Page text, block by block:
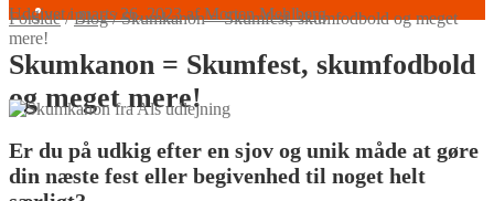
Forside/Blog/Skumkanon = Skumfest, skumfodbold og meget
mere!
Udgivet imarts 26, 2023 afMorten Mehlberg
Skumkanon = Skumfest, skumfodbold
og meget mere!
Er du på udkig efter en sjov og unik måde at gøre
din næste fest eller begivenhed til noget helt